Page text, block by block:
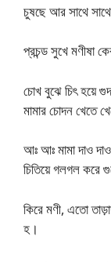
চুষছে আর সাথে
প্রচন্ড সুখে মণীষা
চোখ বুঝে চিৎ হয়ে
মামার চোদন খেতে
আঃ আঃ মামা দাও
চিতিয়ে গলগল করে
কিরে মণী, এতো
হ।